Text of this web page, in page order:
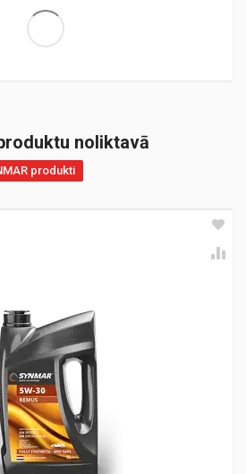
Extra Large
noliktavā
produkti